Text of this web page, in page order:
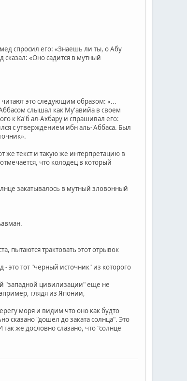
спросил его: «Знаешь ли ты, о Абу
сказал: «Оно садится в мутный
читают это следующим образом: «...
слышал как Му'авийа в своем
к Ка'б ал-Ахбару и спрашивал его:
с утверждением ибн аль-'Аббаса. Был
же текст и такую же интерпретацию в
что колодец в который
закатывалось в мутный зловонный
пытаются трактовать этот отрывок
это тот "черный источник" из которого
"западной цивилизации" еще не
глядя из Японии,
моря и видим что оно как будто
сказано "дошел до заката солнца". Это
же дословно слазано, что "солнце